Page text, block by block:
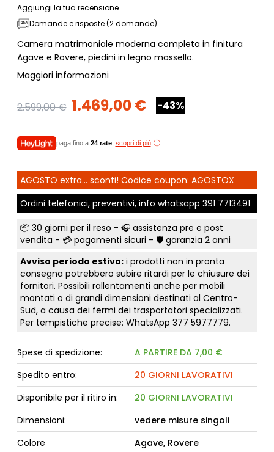
Aggiungi la tua recensione
Domande e risposte (2 domande)
Camera matrimoniale moderna completa in finitura
Agave e Rovere, piedini in legno massello.
Maggiori informazioni
2.599,00 € 1.469,00 € -43%
paga fino a 24 rate, scopri di più
AGOSTO extra... sconti! Codice coupon: AGOSTOX
Ordini telefonici, preventivi, info whatsapp 391 7713491
📦 30 giorni per il reso - 🎧 assistenza pre e post
vendita - 💳 pagamenti sicuri - 🛡️ garanzia 2 anni
Avviso periodo estivo:i prodotti non in pronta
consegna potrebbero subire ritardi per le chiusure dei
fornitori. Possibili rallentamenti anche per mobili
montati o di grandi dimensioni destinati al Centro-
Sud, a causa dei fermi dei trasportatori specializzati.
Per tempistiche precise: WhatsApp 377 5977779.
Spese di spedizione:
A PARTIRE DA 7,00 €
Spedito entro:
20 GIORNI LAVORATIVI
Disponibile per il ritiro in:
20 GIORNI LAVORATIVI
Dimensioni:
vedere misure singoli
Colore
Agave, Rovere